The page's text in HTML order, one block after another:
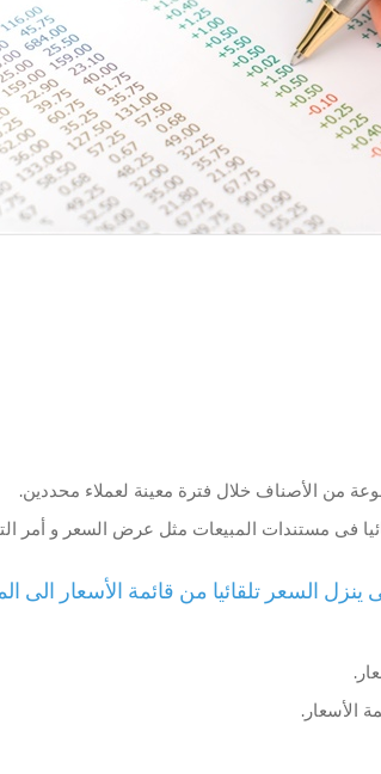
من الأصناف خلال فترة معينة لعملاء محددين.
فى مستندات المبيعات مثل عرض السعر و أمر
السعر تلقائيا من قائمة الأسعار الى